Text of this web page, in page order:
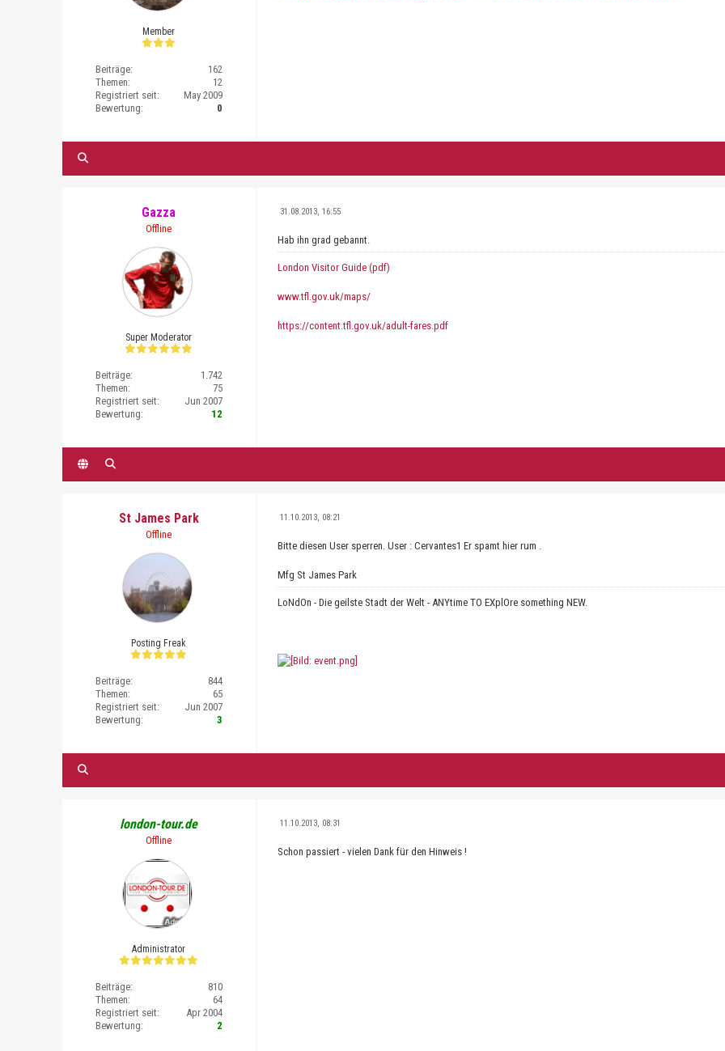
Member
Beiträge:
162
Themen:
12
Registriert seit:
May 2009
Bewertung:
0
Gazza
Offline
Super Moderator
Beiträge:
1.742
Themen:
75
Registriert seit:
Jun 2007
Bewertung:
12
31.08.2013, 16:55
Hab ihn grad gebannt.
London Visitor Guide (pdf)
www.tfl.gov.uk/maps/
https://content.tfl.gov.uk/adult-fares.pdf
St James Park
Offline
Posting Freak
Beiträge:
844
Themen:
65
Registriert seit:
Jun 2007
Bewertung:
3
11.10.2013, 08:21
Bitte diesen User sperren. User : Cervantes1 Er spamt hier rum .
Mfg St James Park
LoNdOn - Die geilste Stadt der Welt - ANYtime TO EXplOre something NEW.
london-tour.de
Offline
Administrator
Beiträge:
810
Themen:
64
Registriert seit:
Apr 2004
Bewertung:
2
11.10.2013, 08:31
Schon passiert - vielen Dank für den Hinweis !